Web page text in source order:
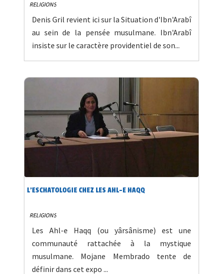
RELIGIONS
Denis Gril revient ici sur la Situation d'Ibn'Arabî
au sein de la pensée musulmane. Ibn'Arabî
insiste sur le caractère providentiel de son...
L'ESCHATOLOGIE CHEZ LES AHL-E HAQQ
RELIGIONS
Les Ahl-e Haqq (ou yârsânisme) est une
communauté rattachée à la mystique
musulmane. Mojane Membrado tente de
définir dans cet expo ...